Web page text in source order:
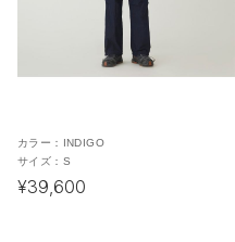
カラー： INDIGO
サイズ： S
¥39,600